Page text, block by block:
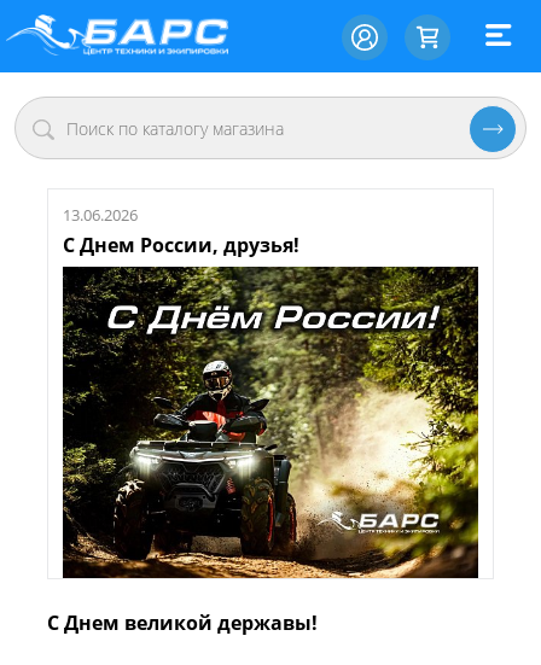
13.06.2026
С Днем России, друзья!
С Днем великой державы!